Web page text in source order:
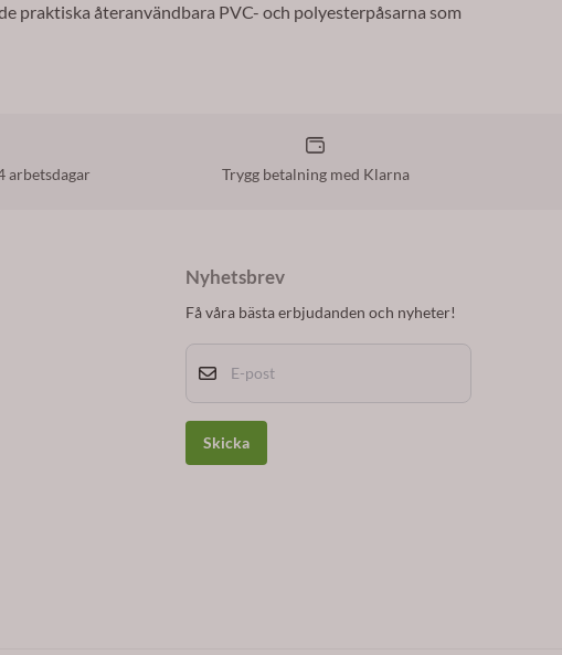
praktiska återanvändbara PVC- och polyesterpåsarna som
arbetsdagar Trygg betalning med Klarna
Nyhetsbrev
Få våra bästa erbjudanden och nyheter!
E-post
Skicka